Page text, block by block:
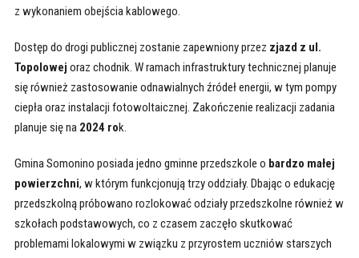
z wykonaniem obejścia kablowego.
Dostęp do drogi publicznej zostanie zapewniony przez zjazd z ul.
Topolowej oraz chodnik. W ramach infrastruktury technicznej planuje
się również zastosowanie odnawialnych źródeł energii, w tym pompy
ciepła oraz instalacji fotowoltaicznej. Zakończenie realizacji zadania
planuje się na 2024 rok.
Gmina Somonino posiada jedno gminne przedszkole o bardzo małej
powierzchni, w którym funkcjonują trzy oddziały. Dbając o edukację
przedszkolną próbowano rozlokować odziały przedszkolne również w
szkołach podstawowych, co z czasem zaczęło skutkować
problemami lokalowymi w związku z przyrostem uczniów starszych